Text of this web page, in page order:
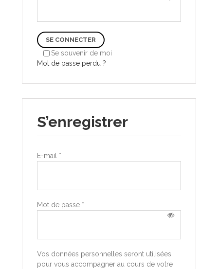
Se souvenir de moi
SE CONNECTER
Mot de passe perdu ?
S’enregistrer
E-mail *
Mot de passe *
Vos données personnelles seront utilisées
pour vous accompagner au cours de votre